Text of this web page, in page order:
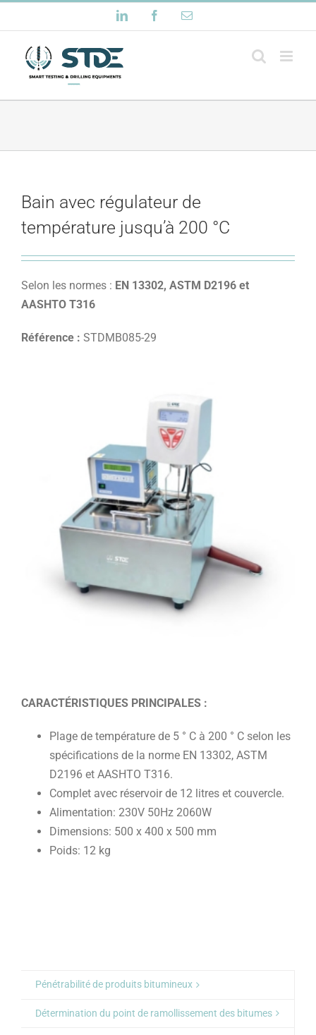
au
contenu
LinkedIn FacebookEmail
Bain avec régulateur de
température jusqu’à 200 °C
Selon les normes : EN 13302, ASTM D2196 et
AASHTO T316
Référence : STDMB085-29
CARACTÉRISTIQUES PRINCIPALES :
Plage de température de 5 ° C à 200 ° C selon les
spécifications de la norme EN 13302, ASTM
D2196 et AASHTO T316.
Complet avec réservoir de 12 litres et couvercle.
Alimentation: 230V 50Hz 2060W
Dimensions: 500 x 400 x 500 mm
Poids: 12 kg
Pénétrabilité de produits bitumineux
Détermination du point de ramollissement des bitumes